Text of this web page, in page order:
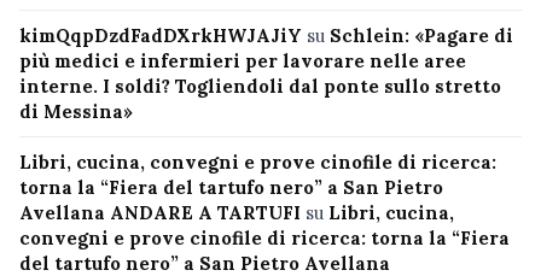
kimQqpDzdFadDXrkHWJAJiY su Schlein: «Pagare di
più medici e infermieri per lavorare nelle aree
interne. I soldi? Togliendoli dal ponte sullo stretto
di Messina»
Libri, cucina, convegni e prove cinofile di ricerca:
torna la “Fiera del tartufo nero” a San Pietro
Avellana ANDARE A TARTUFI su Libri, cucina,
convegni e prove cinofile di ricerca: torna la “Fiera
del tartufo nero” a San Pietro Avellana